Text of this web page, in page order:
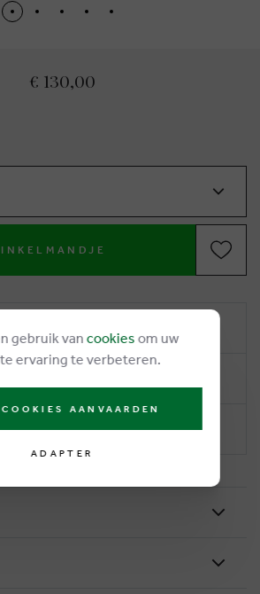
€ 130,00
par Worldline
gebruik vancookies om uw
ervaring te verbeteren.
AANVAARDEN
ADAPTER